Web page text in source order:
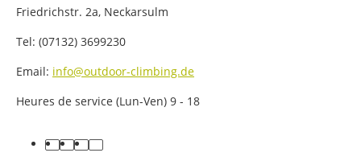
Friedrichstr. 2a, Neckarsulm
Tel: (07132) 3699230
Email: info@outdoor-climbing.de
Heures de service (Lun-Ven) 9 - 18
facebook
youtube
instagram
tiktok